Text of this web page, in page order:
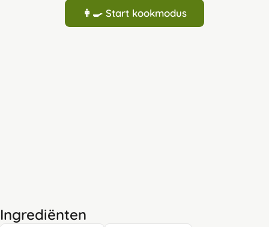
👩‍🍳 Start kookmodus
Ingrediënten